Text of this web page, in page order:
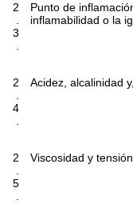
2
.
3
.
Punto de
inflamabilidad o la
2
.
4
.
Acidez, alcalinidad
2
.
5
.
Viscosidad y